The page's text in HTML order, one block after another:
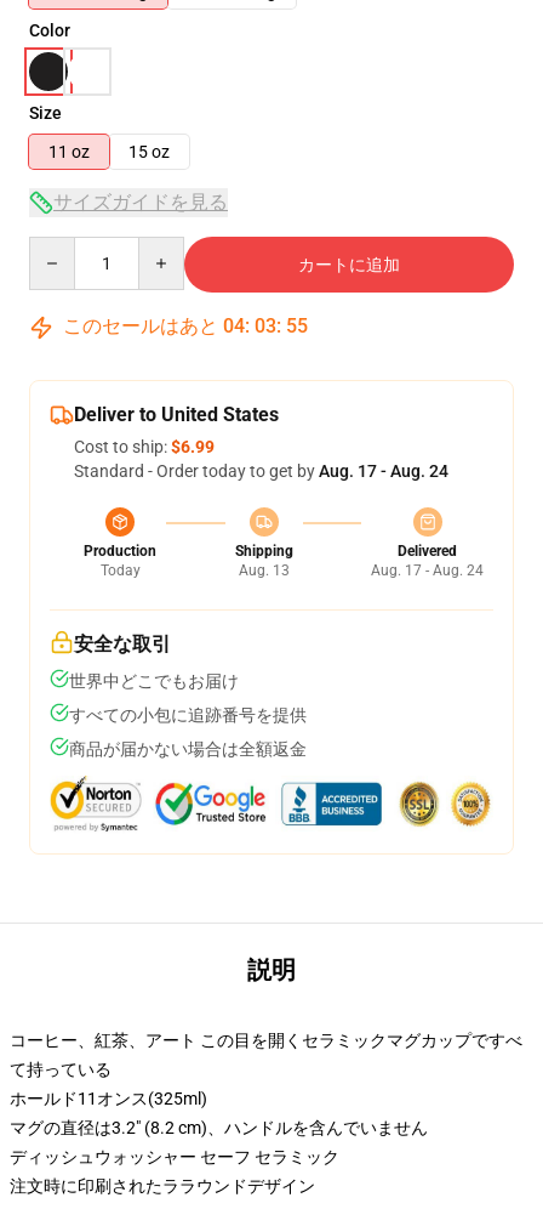
Color
Size
11 oz
15 oz
サイズガイドを見る
カートに追加
このセールはあと 04: 03: 54
Deliver to United States
Cost to ship:$6.99
Standard - Order today to get byAug. 17 - Aug. 24
Production
Today
Shipping
Aug. 13
Delivered
Aug. 17 - Aug. 24
安全な取引
世界中どこでもお届け
すべての小包に追跡番号を提供
商品が届かない場合は全額返金
説明
コーヒー、紅茶、アート この目を開くセラミックマグカップですべ
て持っている
ホールド11オンス(325ml)
マグの直径は3.2" (8.2 cm)、ハンドルを含んでいません
ディッシュウォッシャー セーフ セラミック
注文時に印刷されたララウンドデザイン